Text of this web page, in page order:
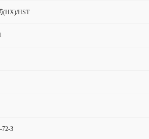
(HX)/HST
72-3